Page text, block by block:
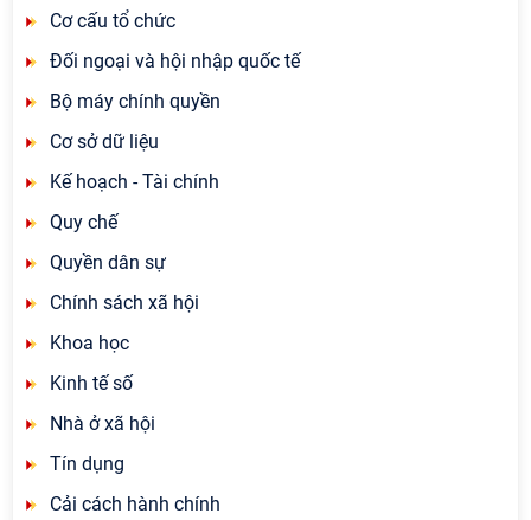
Cơ cấu tổ chức
Đối ngoại và hội nhập quốc tế
Bộ máy chính quyền
Cơ sở dữ liệu
Kế hoạch - Tài chính
Quy chế
Quyền dân sự
Chính sách xã hội
Khoa học
Kinh tế số
Nhà ở xã hội
Tín dụng
Cải cách hành chính